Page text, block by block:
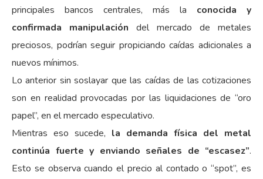
principales bancos centrales, más la conocida y
confirmada manipulación del mercado de metales
preciosos, podrían seguir propiciando caídas adicionales a
nuevos mínimos.
Lo anterior sin soslayar que las caídas de las cotizaciones
son en realidad provocadas por las liquidaciones de “oro
papel”, en el mercado especulativo.
Mientras eso sucede, la demanda física del metal
continúa fuerte y enviando señales de “escasez”.
Esto se observa cuando el precio al contado o “spot”, es